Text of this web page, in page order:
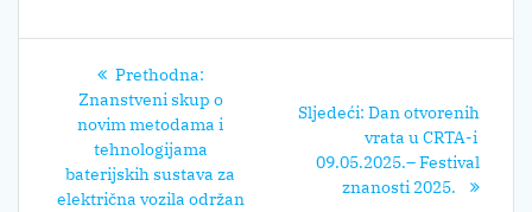
Navigacija
objava
Prethodna:Prethodni
post:
Znanstveni skup o
novim metodama i
tehnologijama
baterijskih sustava za
električna vozila održan
Sljedeći: Sljedeći
post:
Dan otvorenih
vrata u CRTA-i
09.05.2025.– Festival
znanosti 2025.